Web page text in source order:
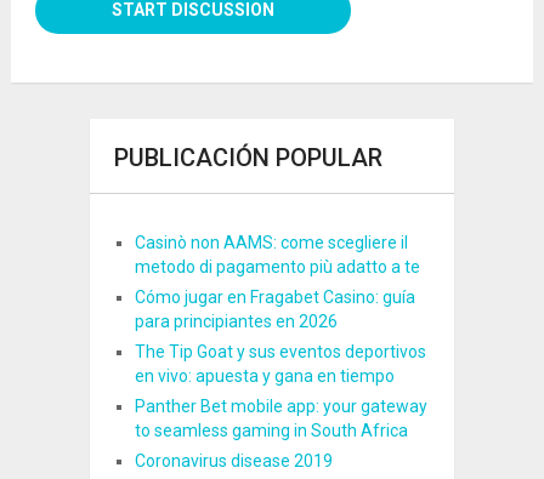
PUBLICACIÓN POPULAR
Casinò non AAMS: come scegliere il
metodo di pagamento più adatto a te
Cómo jugar en Fragabet Casino: guía
para principiantes en 2026
The Tip Goat y sus eventos deportivos
en vivo: apuesta y gana en tiempo
Panther Bet mobile app: your gateway
to seamless gaming in South Africa
Coronavirus disease 2019